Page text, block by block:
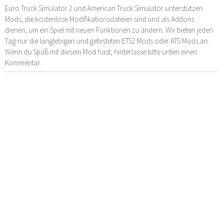
Euro Truck Simulator 2 und American Truck Simulator unterstützen
Mods, die kostenlose Modifikationsdateien sind und als Addons
dienen, um ein Spiel mit neuen Funktionen zu ändern. Wir bieten jeden
Tag nur die langlebigen und getesteten ETS2 Mods oder ATS Mods an.
Wenn du Spaß mit diesem Mod hast, hinterlasse bitte unten einen
Kommentar.